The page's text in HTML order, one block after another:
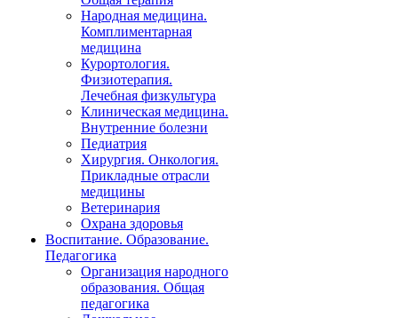
Народная медицина.
Комплиментарная
медицина
Курортология.
Физиотерапия.
Лечебная физкультура
Клиническая медицина.
Внутренние болезни
Педиатрия
Хирургия. Онкология.
Прикладные отрасли
медицины
Ветеринария
Охрана здоровья
Воспитание. Образование.
Педагогика
Организация народного
образования. Общая
педагогика